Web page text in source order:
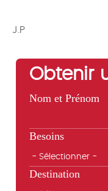
J.P
Obtenir
Nom et Prénom
Besoins
Destination